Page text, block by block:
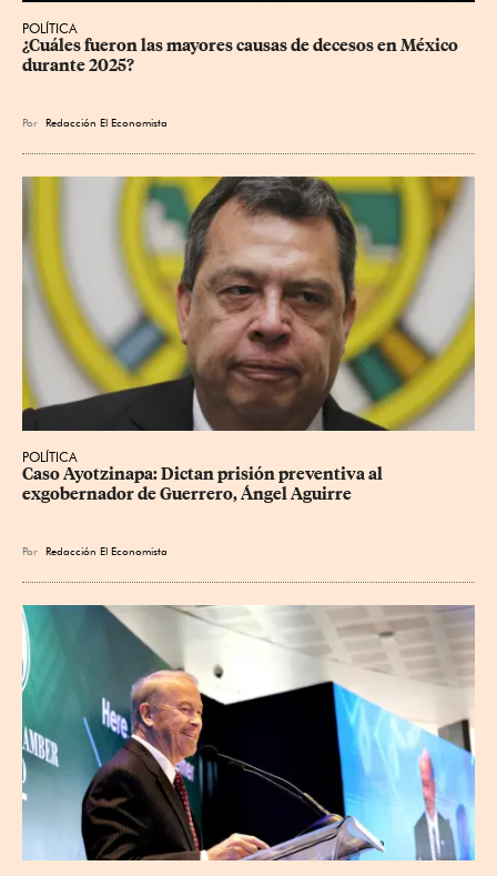
POLÍTICA
¿Cuáles fueron las mayores causas de decesos en México
durante 2025?
Por Redacción El Economista
POLÍTICA
Caso Ayotzinapa: Dictan prisión preventiva al
exgobernador de Guerrero, Ángel Aguirre
Por Redacción El Economista